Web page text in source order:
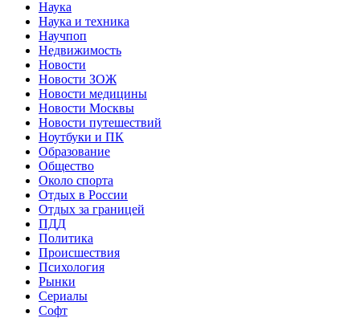
Наука
Наука и техника
Научпоп
Недвижимость
Новости
Новости ЗОЖ
Новости медицины
Новости Москвы
Новости путешествий
Ноутбуки и ПК
Образование
Общество
Около спорта
Отдых в России
Отдых за границей
ПДД
Политика
Происшествия
Психология
Рынки
Сериалы
Софт